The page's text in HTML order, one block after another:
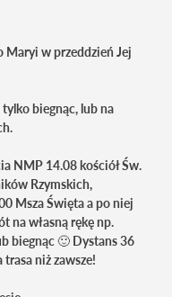
Maryi w przeddzień Jej
biegnąc, lub na
NMP 14.08 kościół Św.
Rzymskich,
Msza Święta a po niej
na własną rękę np.
biegnąc 🙂 Dystans 36
niż zawsze!